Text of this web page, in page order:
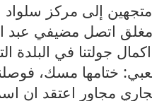
إلى مركز سلواد
مغلق اتصل مضيفي عبد
جولتنا في البلدة
ختامها مسك،
مجاور اعتقد ان